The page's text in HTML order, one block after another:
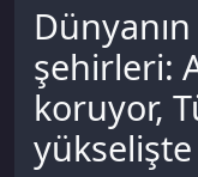
şehirleri:
koruyor,
yükselişte